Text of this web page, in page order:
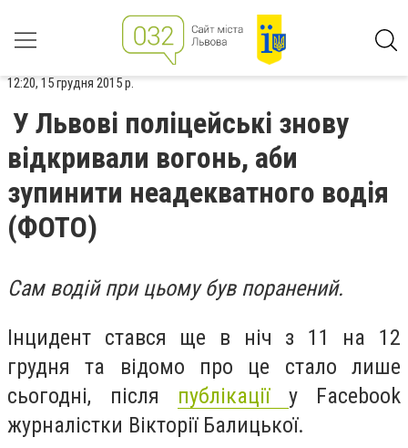
12:20, 15 грудня 2015 р.
У Львові поліцейські знову
відкривали вогонь, аби
зупинити неадекватного водія
(ФОТО)
Сам водій при цьому був поранений.
Інцидент стався ще в ніч з 11 на 12
грудня та відомо про це стало лише
сьогодні, після публікації у Facebook
журналістки Вікторії Балицької.